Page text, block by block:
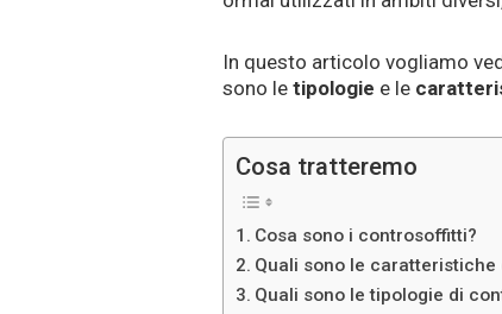
In questo articolo vogliamo
sono le tipologie e le
Cosa tratteremo
Cosa sono i controsoffitti?
Quali sono le
Quali sono le tipologie di